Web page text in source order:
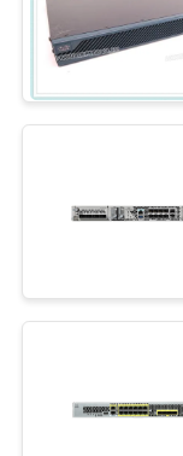
CHẤT
LƯỢNG
LIÊN
TÔI
Điều
Mô-